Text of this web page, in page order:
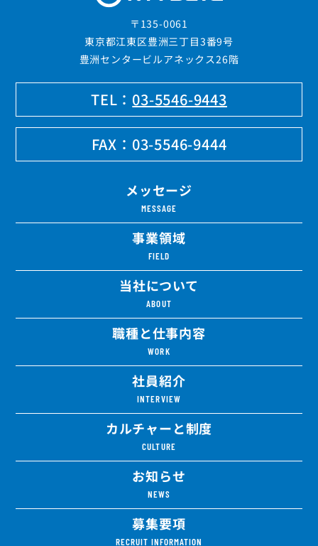
〒135-0061
東京都江東区豊洲三丁目3番9号
豊洲センタービルアネックス26階
TEL： 03-5546-9443
FAX： 03-5546-9444
メッセージ
MESSAGE
事業領域
FIELD
当社について
ABOUT
職種と仕事内容
WORK
社員紹介
INTERVIEW
カルチャーと制度
CULTURE
お知らせ
NEWS
募集要項
RECRUIT INFORMATION